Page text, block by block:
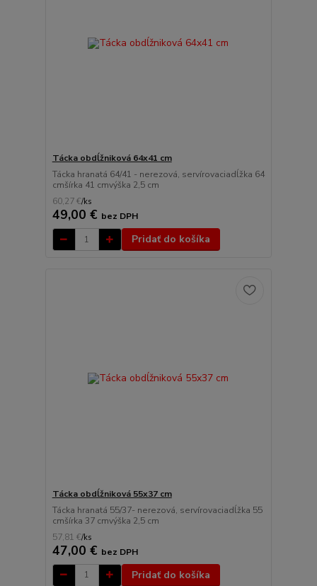
Tácka obdĺžniková 64x41 cm
Tácka hranatá 64/41 - nerezová, servírovaciadĺžka 64
cmšírka 41 cmvýška 2,5 cm
60,27 €/ks
49,00 € bez DPH
Pridať do košíka
Tácka obdĺžniková 55x37 cm
Tácka hranatá 55/37- nerezová, servírovaciadĺžka 55
cmšírka 37 cmvýška 2,5 cm
57,81 €/ks
47,00 € bez DPH
Pridať do košíka